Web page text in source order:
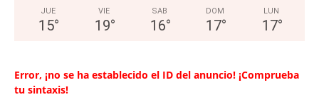
JUE
15°
VIE
19°
SAB
16°
DOM
17°
LUN
17°
Error, ¡no se ha establecido el ID del anuncio! ¡Comprueba
tu sintaxis!